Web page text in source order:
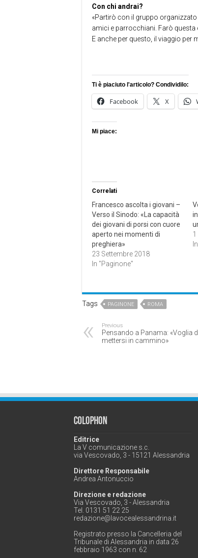
Con chi andrai?
«Partirò con il gruppo
amici e parrocchiani. Farò
E anche per questo, il viaggio per
Ti è piaciuto l'articolo? Condividilo:
Facebook X
Mi piace:
Correlati
Francesco ascolta i giovani –
Verso il Sinodo: «La capacità
dei giovani di porsi con cuore
aperto nei momenti di
preghiera»
23 Settembre 2018
In "Paginone"
Tags PAGINONE ROMA
Previous
Pensando a Panama: «Voglia
mettersi in cammino»
Colophon
Editrice
La V comunicazione s.c.
via Vescovado, 3 - 15121 Alessandria
Direttore Responsabile
Andrea Antonuccio
Direzione e redazione
Via Vescovado, 3 - Alessandria
Tel. 0131 51 22 25
redazione@lavocealessandrina.it
Registrato presso la Cancelleria del
Tribunale di Alessandria in data 26
febbraio 1963 con n. 62